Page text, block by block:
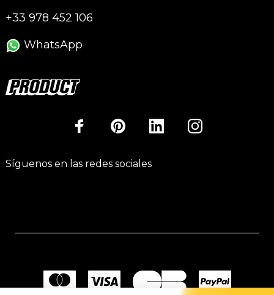
+33 978 452 106
WhatsApp
Síguenos en las redes sociales